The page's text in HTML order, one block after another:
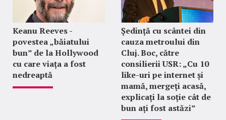
Keanu Reeves -
povestea „băiatului
bun” de la Hollywood
cu care viața a fost
nedreaptă
Ședință cu scântei din
cauza metroului din
Cluj. Boc, către
consilierii USR: „Cu 10
like-uri pe internet și
mamă, mergeți acasă,
explicați la soție cât de
bun ați fost astăzi”